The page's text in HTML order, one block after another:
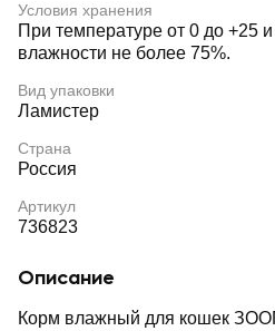
Условия хранения
При температуре от 0 до +25
влажности не более 75%.
Вид упаковки
Ламистер
Страна
Россия
Артикул
736823
Описание
Корм влажный для кошек